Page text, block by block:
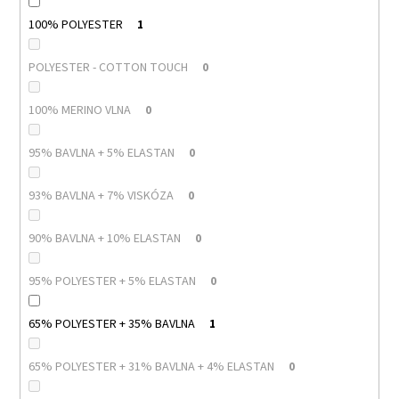
100% POLYESTER 1
POLYESTER - COTTON TOUCH 0
100% MERINO VLNA 0
95% BAVLNA + 5% ELASTAN 0
93% BAVLNA + 7% VISKÓZA 0
90% BAVLNA + 10% ELASTAN 0
95% POLYESTER + 5% ELASTAN 0
65% POLYESTER + 35% BAVLNA 1
65% POLYESTER + 31% BAVLNA + 4% ELASTAN 0